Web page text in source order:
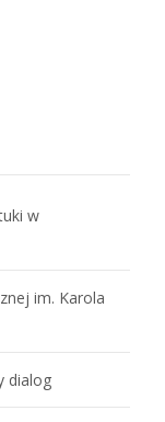
w
im. Karola
dialog